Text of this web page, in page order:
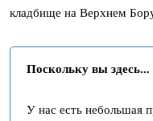
кладбище на Верхнем
Поскольку вы здесь...
У нас есть небольшая